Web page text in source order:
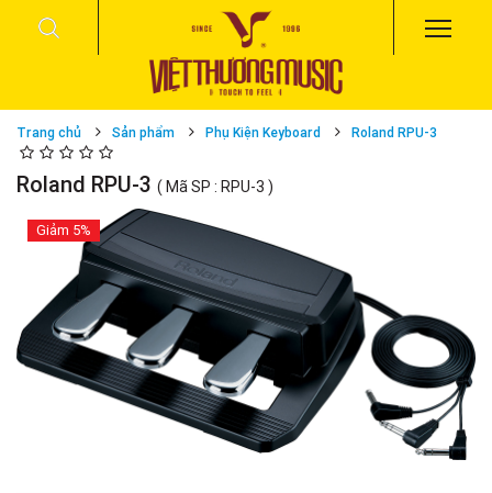
Trang chủ Sản phẩm Phụ Kiện Keyboard Roland RPU-3
Roland RPU-3 ( Mã SP : RPU-3 )
Giảm 5%